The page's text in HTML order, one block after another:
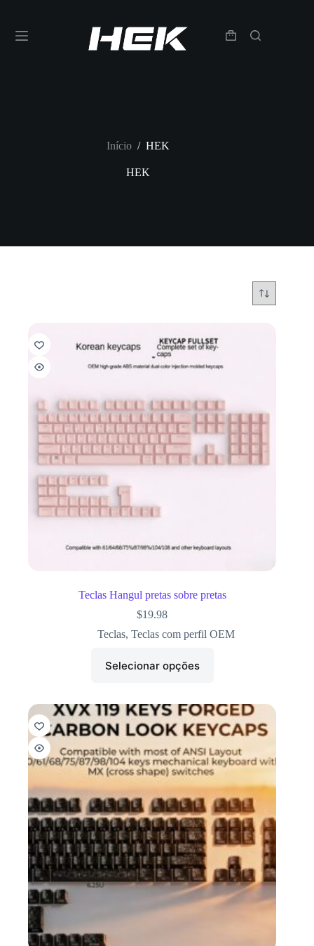
Início / HEK
HEK
Teclas Hangul pretas sobre pretas
$19.98
Teclas,Teclas com perfil OEM
Selecionar opções